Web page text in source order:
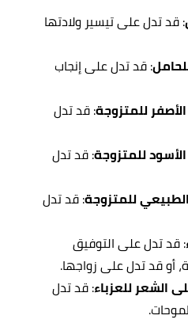
: قد تدل على تيسير ولادتها
: قد تدل على إنجاب
للمتزوجة: قد تدل
للمتزوجة: قد تدل
للمتزوجة: قد تدل
: قد تدل على التوفيق
أو قد تدل على زواجها.
الشعر للعزباء: قد تدل